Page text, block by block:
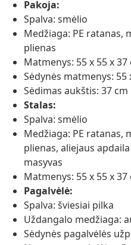
Pakoja:
Spalva: smėlio
Medžiaga: PE ratanas,
plienas
Matmenys: 55 x 55 x
Sėdynės matmenys:
Sėdimas aukštis: 37 cm
Stalas:
Spalva: smėlio
Medžiaga: PE ratanas,
plienas, aliejaus
masyvas
Matmenys: 55 x 55 x
Pagalvėlė:
Spalva: šviesiai pilka
Uždangalo medžiaga:
Sėdynės pagalvėlės